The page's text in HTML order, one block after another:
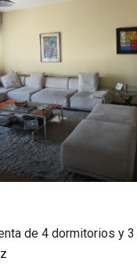
de 4 dormitorios y